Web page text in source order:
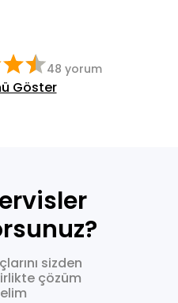
48 yorum
Göster
sizden
çözüm